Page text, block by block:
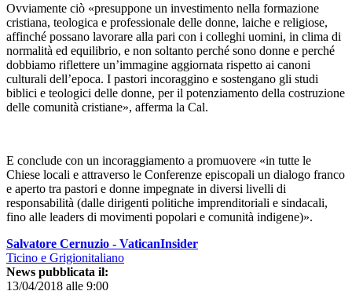
Ovviamente ciò «presuppone un investimento nella formazione
cristiana, teologica e professionale delle donne, laiche e religiose,
affinché possano lavorare alla pari con i colleghi uomini, in clima di
normalità ed equilibrio, e non soltanto perché sono donne e perché
dobbiamo riflettere un’immagine aggiornata rispetto ai canoni
culturali dell’epoca. I pastori incoraggino e sostengano gli studi
biblici e teologici delle donne, per il potenziamento della costruzione
delle comunità cristiane», afferma la Cal.
E conclude con un incoraggiamento a promuovere «in tutte le
Chiese locali e attraverso le Conferenze episcopali un dialogo franco
e aperto tra pastori e donne impegnate in diversi livelli di
responsabilità (dalle dirigenti politiche imprenditoriali e sindacali,
fino alle leaders di movimenti popolari e comunità indigene)».
Salvatore Cernuzio - VaticanInsider
Ticino e Grigionitaliano
News pubblicata il:
13/04/2018 alle 9:00